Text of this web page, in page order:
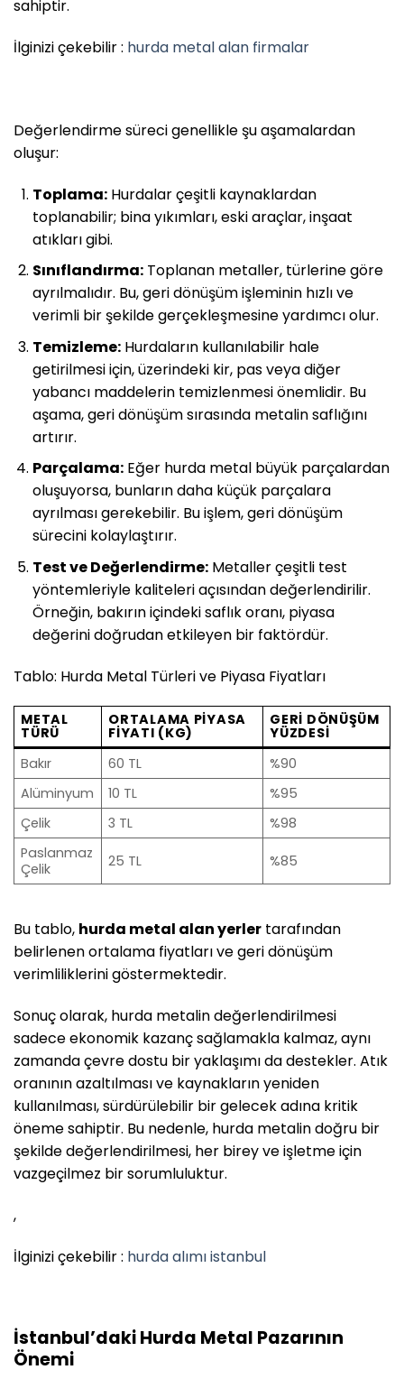
sahiptir.
İlginizi çekebilir : hurda metal alan firmalar
Değerlendirme süreci genellikle şu aşamalardan
oluşur:
Toplama:Hurdalar çeşitli kaynaklardan
toplanabilir; bina yıkımları, eski araçlar, inşaat
atıkları gibi.
Sınıflandırma:Toplanan metaller, türlerine göre
ayrılmalıdır. Bu, geri dönüşüm işleminin hızlı ve
verimli bir şekilde gerçekleşmesine yardımcı olur.
Temizleme:Hurdaların kullanılabilir hale
getirilmesi için, üzerindeki kir, pas veya diğer
yabancı maddelerin temizlenmesi önemlidir. Bu
aşama, geri dönüşüm sırasında metalin saflığını
artırır.
Parçalama:Eğer hurda metal büyük parçalardan
oluşuyorsa, bunların daha küçük parçalara
ayrılması gerekebilir. Bu işlem, geri dönüşüm
sürecini kolaylaştırır.
Test ve Değerlendirme:Metaller çeşitli test
yöntemleriyle kaliteleri açısından değerlendirilir.
Örneğin, bakırın içindeki saflık oranı, piyasa
değerini doğrudan etkileyen bir faktördür.
Tablo: Hurda Metal Türleri ve Piyasa Fiyatları
METAL
TÜRÜ
ORTALAMA PIYASA
FIYATI (KG)
GERI DÖNÜŞÜM
YÜZDESI
Bakır
60 TL
%90
Alüminyum
10 TL
%95
Çelik
3 TL
%98
Paslanmaz
Çelik
25 TL %85
Bu tablo, hurda metal alan yerler tarafından
belirlenen ortalama fiyatları ve geri dönüşüm
verimliliklerini göstermektedir.
Sonuç olarak, hurda metalin değerlendirilmesi
sadece ekonomik kazanç sağlamakla kalmaz, aynı
zamanda çevre dostu bir yaklaşımı da destekler. Atık
oranının azaltılması ve kaynakların yeniden
kullanılması, sürdürülebilir bir gelecek adına kritik
öneme sahiptir. Bu nedenle, hurda metalin doğru bir
şekilde değerlendirilmesi, her birey ve işletme için
vazgeçilmez bir sorumluluktur.
,
İlginizi çekebilir : hurda alımı istanbul
İstanbul’daki Hurda Metal Pazarının
Önemi